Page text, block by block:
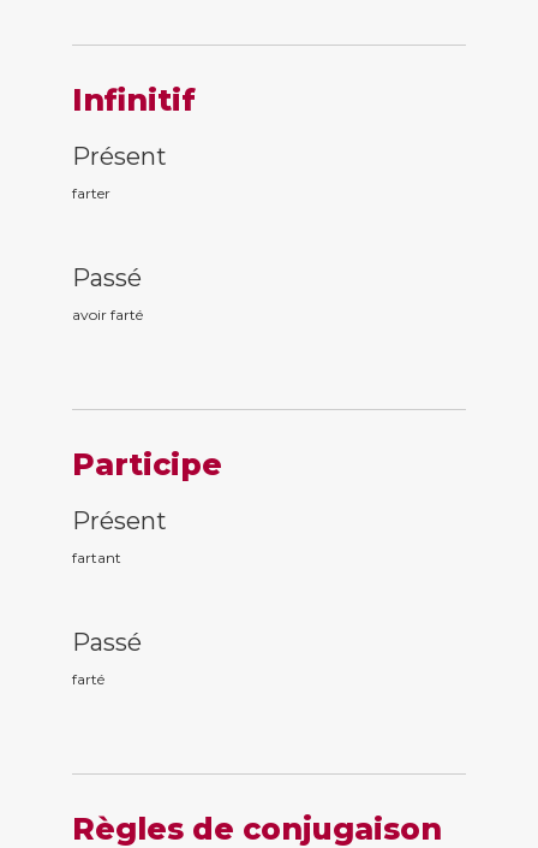
Infinitif
Présent
farter
Passé
avoir farté
Participe
Présent
fartant
Passé
farté
Règles de conjugaison